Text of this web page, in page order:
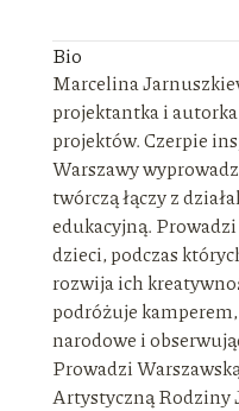
Bio
Marcelina
projektantka i
projektów. Czerpie
Warszawy
twórczą łączy z
edukacyjną.
dzieci, podczas
rozwija ich
podróżuje
narodowe i
Prowadzi
Artystyczną Rodziny